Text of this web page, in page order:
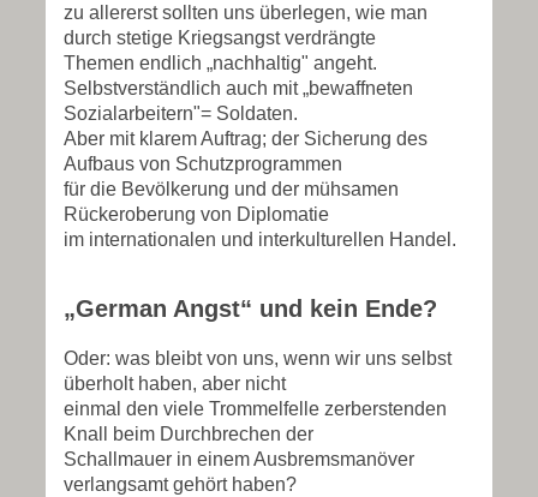
zu allererst sollten uns überlegen, wie man
durch stetige Kriegsangst verdrängte
Themen endlich „nachhaltig" angeht.
Selbstverständlich auch mit „bewaffneten
Sozialarbeitern"= Soldaten.
Aber mit klarem Auftrag; der Sicherung des
Aufbaus von Schutzprogrammen
für die Bevölkerung und der mühsamen
Rückeroberung von Diplomatie
im internationalen und interkulturellen Handel.
„German Angst“ und kein Ende?
Oder: was bleibt von uns, wenn wir uns selbst
überholt haben, aber nicht
einmal den viele Trommelfelle zerberstenden
Knall beim Durchbrechen der
Schallmauer in einem Ausbremsmanöver
verlangsamt gehört haben?